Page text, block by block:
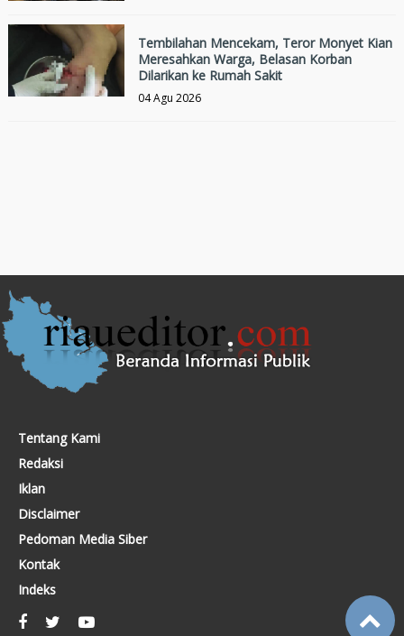
Tembilahan Mencekam, Teror Monyet Kian
Meresahkan Warga, Belasan Korban
Dilarikan ke Rumah Sakit
04 Agu 2026
Tentang Kami
Redaksi
Iklan
Disclaimer
Pedoman Media Siber
Kontak
Indeks